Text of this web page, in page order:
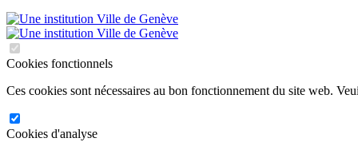
Cookies fonctionnels
Ces cookies sont nécessaires au bon fonctionnement du site web.
Cookies d'analyse